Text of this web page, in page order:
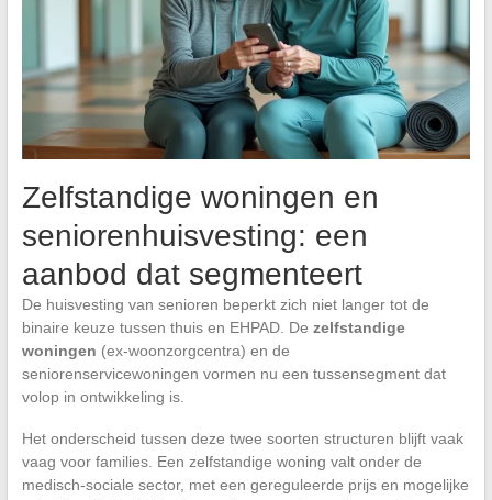
Zelfstandige woningen en
seniorenhuisvesting: een
aanbod dat segmenteert
De huisvesting van senioren beperkt zich niet langer tot de
binaire keuze tussen thuis en EHPAD. De zelfstandige
woningen (ex-woonzorgcentra) en de
seniorenservicewoningen vormen nu een tussensegment dat
volop in ontwikkeling is.
Het onderscheid tussen deze twee soorten structuren blijft vaak
vaag voor families. Een zelfstandige woning valt onder de
medisch-sociale sector, met een gereguleerde prijs en mogelijke